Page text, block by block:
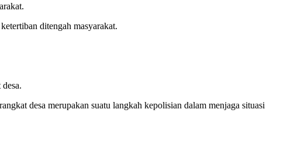
ditengah masyarakat.
desa merupakan suatu langkah kepolisian dalam menjaga situasi